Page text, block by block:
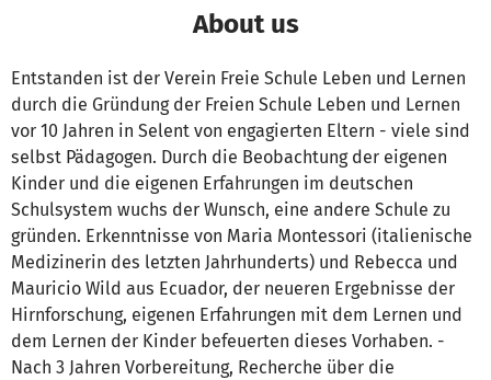
About us
Entstanden ist der Verein Freie Schule Leben und Lernen
durch die Gründung der Freien Schule Leben und Lernen
vor 10 Jahren in Selent von engagierten Eltern - viele sind
selbst Pädagogen. Durch die Beobachtung der eigenen
Kinder und die eigenen Erfahrungen im deutschen
Schulsystem wuchs der Wunsch, eine andere Schule zu
gründen. Erkenntnisse von Maria Montessori (italienische
Medizinerin des letzten Jahrhunderts) und Rebecca und
Mauricio Wild aus Ecuador, der neueren Ergebnisse der
Hirnforschung, eigenen Erfahrungen mit dem Lernen und
dem Lernen der Kinder befeuerten dieses Vorhaben. -
Nach 3 Jahren Vorbereitung, Recherche über die